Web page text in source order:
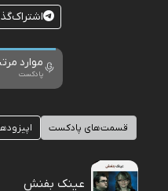
موارد
پادکست
قسمت‌های پادکست
عینک بفنش